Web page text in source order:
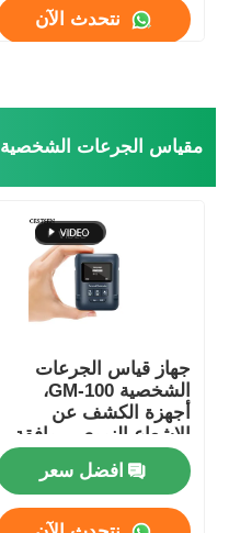
المنتجات
أشرطة فيديو
نتحدث الآن
مقياس الجرعات الشخصية
جهاز قياس الجرعات
الشخصية GM-100،
أجهزة الكشف عن
الإشعاع النووي، موافقة
CE CMA
افضل سعر